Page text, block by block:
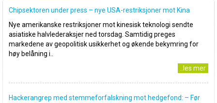
Chipsektoren under press – nye USA-restriksjoner mot Kina
Nye amerikanske restriksjoner mot kinesisk teknologi sendte
asiatiske halvlederaksjer ned torsdag. Samtidig preges
markedene av geopolitisk usikkerhet og økende bekymring for
høy belåning i..
..les mer
Hackerangrep med stemmeforfalskning mot hedgefond: – Før